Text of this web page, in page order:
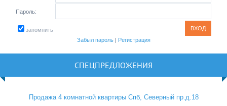
Пароль:
запомнить
Забыл пароль| Регистрация
СПЕЦПРЕДЛОЖЕНИЯ
Продажа 4 комнатной квартиры Спб, Северный пр.д.18